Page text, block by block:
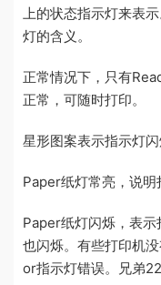
上的状态指示灯来表
灯的含义。
正常情况下，只有
正常，可随时打印。
星形图案表示指示灯
Paper纸灯常亮，说明
Paper纸灯闪烁，表
也闪烁。有些打印机
or指示灯错误。兄弟